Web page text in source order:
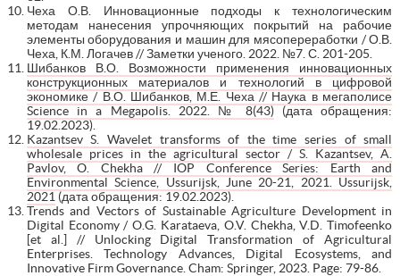
Чеха О.В. Инновационные подходы к технологическим
методам нанесения упрочняющих покрытий на рабочие
элементы оборудования и машин для мясопереработки / О.В.
Чеха, К.М. Логачев // Заметки ученого. 2022. №7. С. 201-205.
Шибанков В.О. Возможности применения инновационных
конструкционных материалов и технологий в цифровой
экономике / В.О. Шибанков, М.Е. Чеха // Наука в мегаполисе
Science in a Megapolis. 2022. № 8(43)(дата обращения:
19.02.2023).
Kazantsev S. Wavelet transforms of the time series of small
wholesale prices in the agricultural sector / S. Kazantsev, A.
Pavlov, O. Chekha // IOP Conference Series: Earth and
Environmental Science, Ussurijsk, June 20-21, 2021. Ussurijsk,
2021 (дата обращения: 19.02.2023).
Trends and Vectors of Sustainable Agriculture Development in
Digital Economy / O.G. Karataeva, O.V. Chekha, V.D. Timofeenko
[et al.] // Unlocking Digital Transformation of Agricultural
Enterprises. Technology Advances, Digital Ecosystems, and
Innovative Firm Governance. Cham: Springer, 2023. Page: 79-86.